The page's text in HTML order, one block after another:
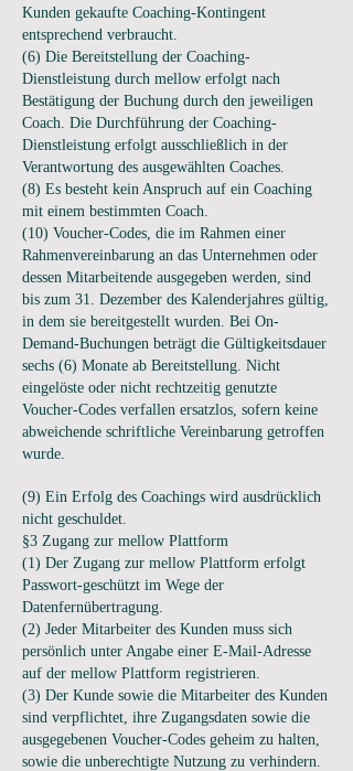
Kunden gekaufte Coaching-Kontingent
entsprechend verbraucht.
(6) Die Bereitstellung der Coaching-
Dienstleistung durch mellow erfolgt nach
Bestätigung der Buchung durch den jeweiligen
Coach. Die Durchführung der Coaching-
Dienstleistung erfolgt ausschließlich in der
Verantwortung des ausgewählten Coaches.
(8) Es besteht kein Anspruch auf ein Coaching
mit einem bestimmten Coach.
(10) Voucher-Codes, die im Rahmen einer
Rahmenvereinbarung an das Unternehmen oder
dessen Mitarbeitende ausgegeben werden, sind
bis zum 31. Dezember des Kalenderjahres gültig,
in dem sie bereitgestellt wurden. Bei On-
Demand-Buchungen beträgt die Gültigkeitsdauer
sechs (6) Monate ab Bereitstellung. Nicht
eingelöste oder nicht rechtzeitig genutzte
Voucher-Codes verfallen ersatzlos, sofern keine
abweichende schriftliche Vereinbarung getroffen
wurde.
(9) Ein Erfolg des Coachings wird ausdrücklich
nicht geschuldet.
§3 Zugang zur mellow Plattform
(1) Der Zugang zur mellow Plattform erfolgt
Passwort-geschützt im Wege der
Datenfernübertragung.
(2) Jeder Mitarbeiter des Kunden muss sich
persönlich unter Angabe einer E-Mail-Adresse
auf der mellow Plattform registrieren.
(3) Der Kunde sowie die Mitarbeiter des Kunden
sind verpflichtet, ihre Zugangsdaten sowie die
ausgegebenen Voucher-Codes geheim zu halten,
sowie die unberechtigte Nutzung zu verhindern.